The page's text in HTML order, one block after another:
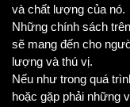
và chất lượng của nó.
Những chính sách
sẽ mang đến cho
lượng và thú vị.
Nếu như trong quá
hoặc gặp phải những